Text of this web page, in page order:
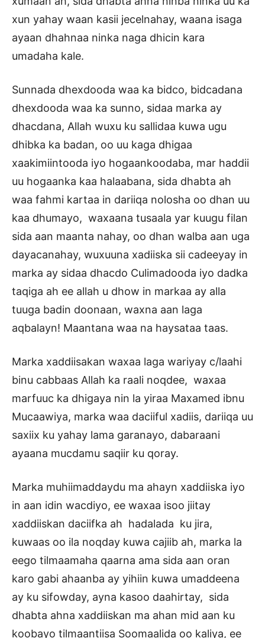
xun yahay waan kasii jecelnahay, waana isaga
ayaan dhahnaa ninka naga dhicin kara
umadaha kale.
Sunnada dhexdooda waa ka bidco, bidcadana
dhexdooda waa ka sunno, sidaa marka ay
dhacdana, Allah wuxu ku sallidaa kuwa ugu
dhibka ka badan, oo uu kaga dhigaa
xaakimiintooda iyo hogaankoodaba, mar haddii
uu hogaanka kaa halaabana, sida dhabta ah
waa fahmi kartaa in dariiqa nolosha oo dhan uu
kaa dhumayo, waxaana tusaala yar kuugu filan
sida aan maanta nahay, oo dhan walba aan uga
dayacanahay, wuxuuna xadiiska sii cadeeyay in
marka ay sidaa dhacdo Culimadooda iyo dadka
taqiga ah ee allah u dhow in markaa ay alla
tuuga badin doonaan, waxna aan laga
aqbalayn! Maantana waa na haysataa taas.
Marka xaddiisakan waxaa laga wariyay c/laahi
binu cabbaas Allah ka raali noqdee, waxaa
marfuuc ka dhigaya nin la yiraa Maxamed ibnu
Mucaawiya, marka waa daciiful xadiis, dariiqa uu
saxiix ku yahay lama garanayo, dabaraani
ayaana mucdamu saqiir ku qoray.
Marka muhiimaddaydu ma ahayn xaddiiska iyo
in aan idin wacdiyo, ee waxaa isoo jiitay
xaddiiskan daciifka ah hadalada ku jira,
kuwaas oo ila noqday kuwa cajiib ah, marka la
eego tilmaamaha qaarna ama sida aan oran
karo gabi ahaanba ay yihiin kuwa umaddeena
ay ku sifowday, ayna kasoo daahirtay, sida
dhabta ahna xaddiiskan ma ahan mid aan ku
koobayo tilmaantiisa Soomaalida oo kaliya, ee